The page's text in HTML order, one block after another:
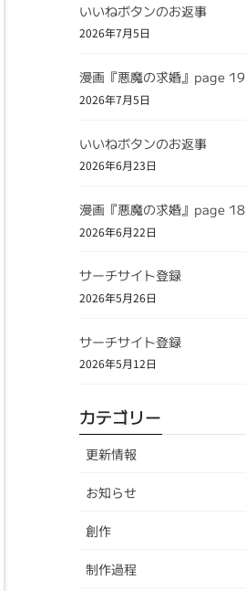
いいねボタンのお返事
2026年7月5日
漫画『悪魔の求婚』page 19
2026年7月5日
いいねボタンのお返事
2026年6月23日
漫画『悪魔の求婚』page 18
2026年6月22日
サーチサイト登録
2026年5月26日
サーチサイト登録
2026年5月12日
カテゴリー
更新情報
お知らせ
創作
制作過程